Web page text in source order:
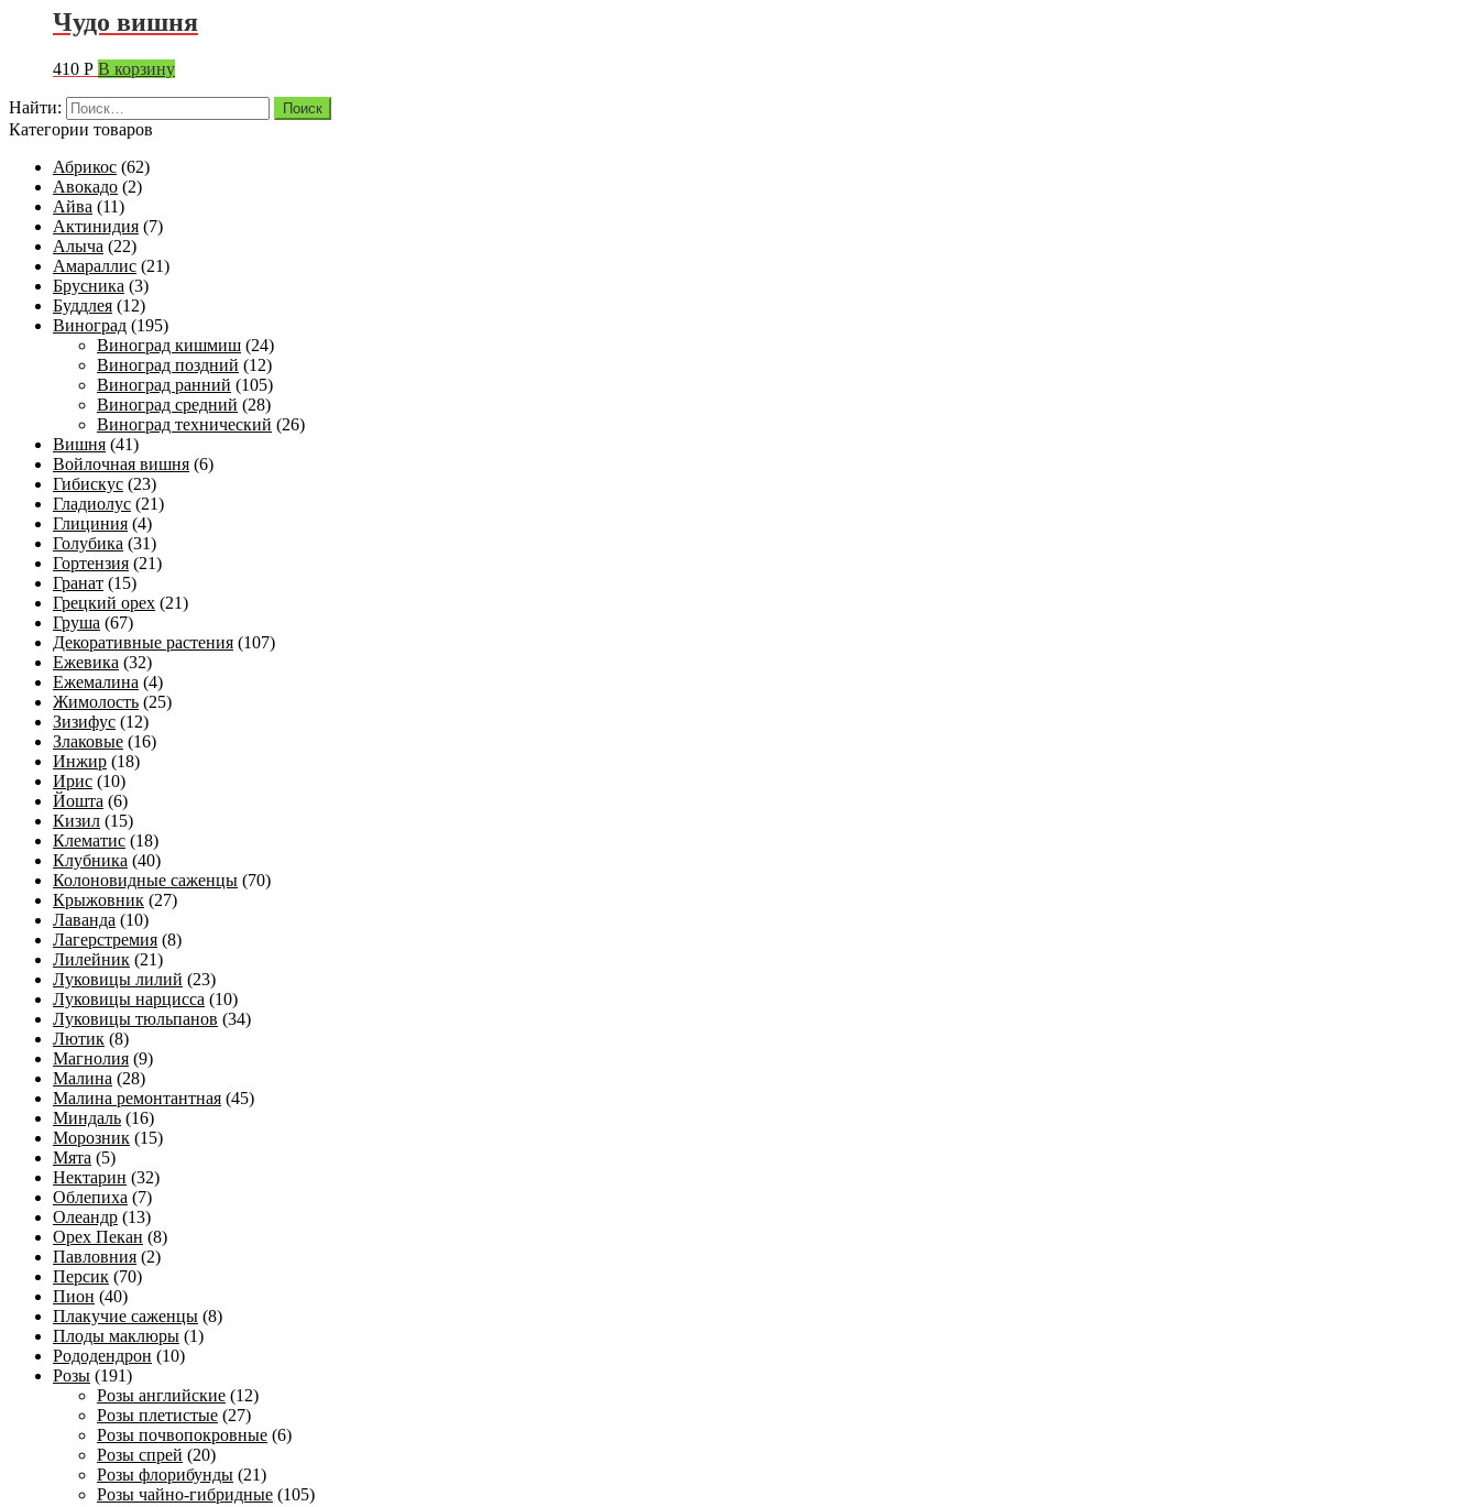
Чудо вишня
410 Р В корзину
Найти:
Категории товаров
Абрикос (62)
Авокадо (2)
Айва (11)
Актинидия (7)
Алыча (22)
Амараллис (21)
Брусника (3)
Буддлея (12)
Виноград (195)
Виноград кишмиш (24)
Виноград поздний (12)
Виноград ранний (105)
Виноград средний (28)
Виноград технический (26)
Вишня (41)
Войлочная вишня (6)
Гибискус (23)
Гладиолус (21)
Глициния (4)
Голубика (31)
Гортензия (21)
Гранат (15)
Грецкий орех (21)
Груша (67)
Декоративные растения (107)
Ежевика (32)
Ежемалина (4)
Жимолость (25)
Зизифус (12)
Злаковые (16)
Инжир (18)
Ирис (10)
Йошта (6)
Кизил (15)
Клематис (18)
Клубника (40)
Колоновидные саженцы (70)
Крыжовник (27)
Лаванда (10)
Лагерстремия (8)
Лилейник (21)
Луковицы лилий (23)
Луковицы нарцисса (10)
Луковицы тюльпанов (34)
Лютик (8)
Магнолия (9)
Малина (28)
Малина ремонтантная (45)
Миндаль (16)
Морозник (15)
Мята (5)
Нектарин (32)
Облепиха (7)
Олеандр (13)
Орех Пекан (8)
Павловния (2)
Персик (70)
Пион (40)
Плакучие саженцы (8)
Плоды маклюры (1)
Рододендрон (10)
Розы (191)
Розы английские (12)
Розы плетистые (27)
Розы почвопокровные (6)
Розы спрей (20)
Розы флорибунды (21)
Розы чайно-гибридные (105)